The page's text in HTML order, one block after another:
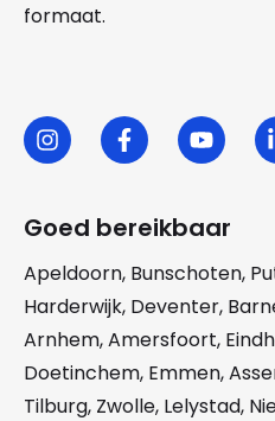
formaat.
Goed bereikbaar
Apeldoorn, Bunschoten,
Harderwijk, Deventer,
Arnhem,Amersfoort,
Doetinchem, Emmen,
Tilburg, Zwolle, Lelystad,